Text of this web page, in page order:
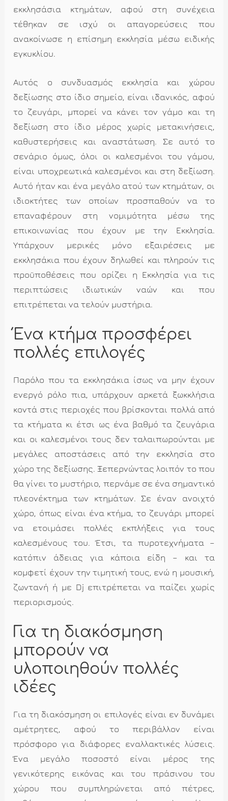
εκκλησάσια κτημάτων, αφού στη συνέχεια
τέθηκαν σε ισχύ οι απαγορεύσεις που
ανακοίνωσε η επίσημη εκκλησία μέσω ειδικής
εγκυκλίου.
Αυτός ο συνδυασμός εκκλησία και χώρου
δεξίωσης στο ίδιο σημείο, είναι ιδανικός, αφού
το ζευγάρι, μπορεί να κάνει τον γάμο και τη
δεξίωση στο ίδιο μέρος χωρίς μετακινήσεις,
καθυστερήσεις και αναστάτωση. Σε αυτό το
σενάριο όμως, όλοι οι καλεσμένοι του γάμου,
είναι υποχρεωτικά καλεσμένοι και στη δεξίωση.
Αυτό ήταν και ένα μεγάλο ατού των κτημάτων, οι
ιδιοκτήτες των οποίων προσπαθούν να το
επαναφέρουν στη νομιμότητα μέσω της
επικοινωνίας που έχουν με την Εκκλησία.
Υπάρχουν μερικές μόνο εξαιρέσεις με
εκκλησάκια που έχουν δηλωθεί και πληρούν τις
προϋποθέσεις που ορίζει η Εκκλησία για τις
περιπτώσεις ιδιωτικών ναών και που
επιτρέπεται να τελούν μυστήρια.
Ένα κτήμα προσφέρει
πολλές επιλογές
Παρόλο που τα εκκλησάκια ίσως να μην έχουν
ενεργό ρόλο πια, υπάρχουν αρκετά ξωκκλήσια
κοντά στις περιοχές που βρίσκονται πολλά από
τα κτήματα κι έτσι ως ένα βαθμό τα ζευγάρια
και οι καλεσμένοι τους δεν ταλαιπωρούνται με
μεγάλες αποστάσεις από την εκκλησία στο
χώρο της δεξίωσης. Ξεπερνώντας λοιπόν το που
θα γίνει το μυστήριο, περνάμε σε ένα σημαντικό
πλεονέκτημα των κτημάτων. Σε έναν ανοιχτό
χώρο, όπως είναι ένα κτήμα, το ζευγάρι μπορεί
να ετοιμάσει πολλές εκπλήξεις για τους
καλεσμένους του. Έτσι, τα πυροτεχνήματα –
κατόπιν άδειας για κάποια είδη – και τα
κομφετί έχουν την τιμητική τους, ενώ η μουσική,
ζωντανή ή με Dj επιτρέπεται να παίζει χωρίς
περιορισμούς.
Για τη διακόσμηση
μπορούν να
υλοποιηθούν πολλές
ιδέες
Για τη διακόσμηση οι επιλογές είναι εν δυνάμει
αμέτρητες, αφού το περιβάλλον είναι
πρόσφορο για διάφορες εναλλακτικές λύσεις.
Ένα μεγάλο ποσοστό είναι μέρος της
γενικότερης εικόνας και του πράσινου του
χώρου που συμπληρώνεται από πέτρες,